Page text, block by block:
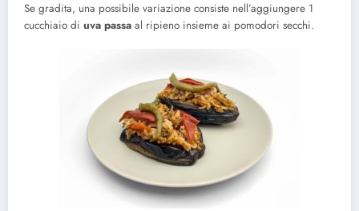
Se gradita, una possibile variazione consiste nell’aggiungere 1
cucchiaio di uva passa al ripieno insieme ai pomodori secchi.